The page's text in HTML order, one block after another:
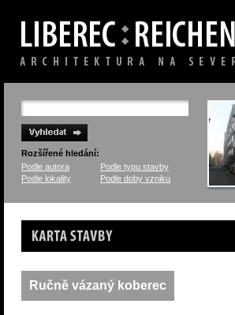
Rozšířené hledání:
Podle autora
Podle typu stavby
Podle lokality
Podle doby vzniku
Karta stavby
Ručně vázaný koberec